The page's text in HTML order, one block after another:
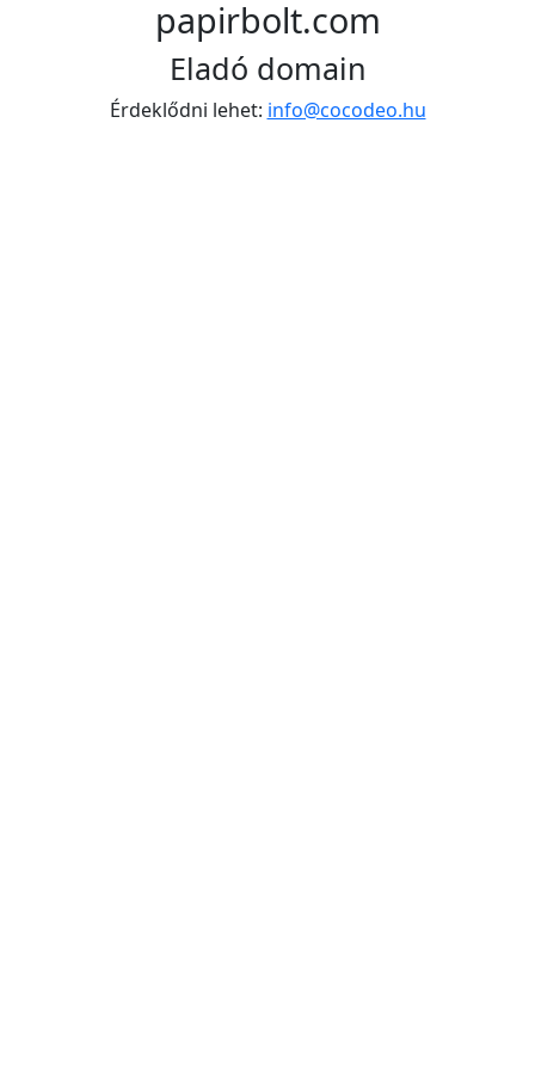
papirbolt.com
Eladó domain
Érdeklődni lehet: info@cocodeo.hu